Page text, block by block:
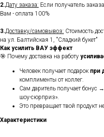
2.Дату заказа: Если получатель
Вам - оплата 100%
3.Доставку/самовывоз: Стоимость
на ул. Балтийская 1, "Сладкий букет"
Как усилить ВАУ эффект
🎯 Почему доставка на работу
Человек получает подарок при
комплименты от коллег.
Сам даритель получает бонус
шоу-сюрприз».
Это превращает твой продукт
Характеристики